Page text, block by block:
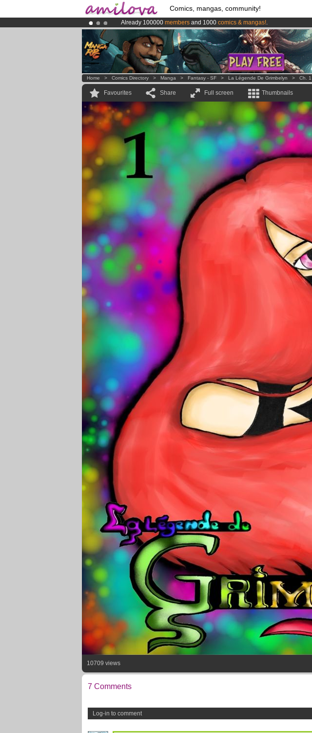
Comics, mangas, community!
Already 100000 members and 1000 comics & mangas!.
Premium membership from3.95 eurosper month !Get membership now
AmilovaKickstarter is now LIVE!.
Home > Comics Directory > Manga > Fantasy - SF > La Légende De Grimbelyn > Ch. 1
Favourites Share Full screen Thumbnails
10709 views
7 Comments
Log-in to comment